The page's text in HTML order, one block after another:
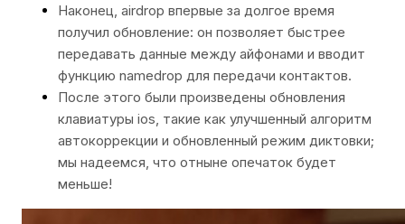
Наконец, airdrop впервые за долгое время
получил обновление: он позволяет быстрее
передавать данные между айфонами и вводит
функцию namedrop для передачи контактов.
После этого были произведены обновления
клавиатуры ios, такие как улучшенный алгоритм
автокоррекции и обновленный режим диктовки;
мы надеемся, что отныне опечаток будет
меньше!